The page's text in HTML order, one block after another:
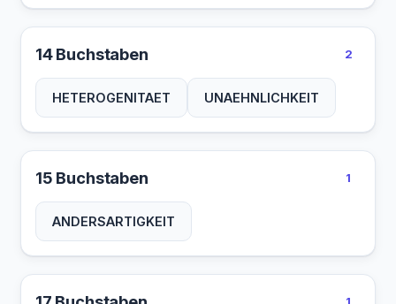
14 Buchstaben 2
HETEROGENITAET UNAEHNLICHKEIT
15 Buchstaben 1
ANDERSARTIGKEIT
1